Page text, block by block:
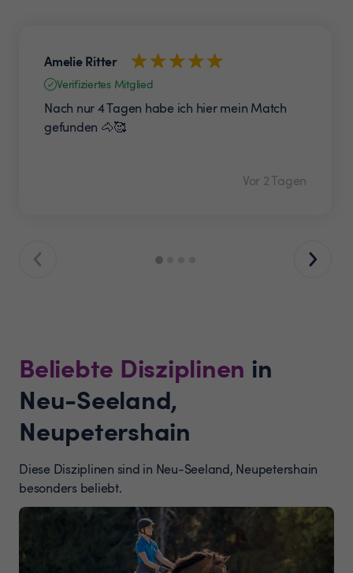
Amelie Ritter
Verifiziertes Mitglied
Nach nur 4 Tagen habe ich hier mein Match
gefunden 🐴🥰
Vor 2 Tagen
Beliebte Disziplinen in
Neu-Seeland,
Neupetershain
Diese Disziplinen sind in Neu-Seeland, Neupetershain
besonders beliebt.